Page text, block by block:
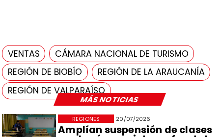
MÁS NOTICIAS
20/07/2026
Amplían suspensión de clases
REGIONES
VENTAS
CÁMARA NACIONAL DE TURISMO
REGIÓN DE BIOBÍO
REGIÓN DE LA ARAUCANÍA
REGIÓN DE VALPARAÍSO